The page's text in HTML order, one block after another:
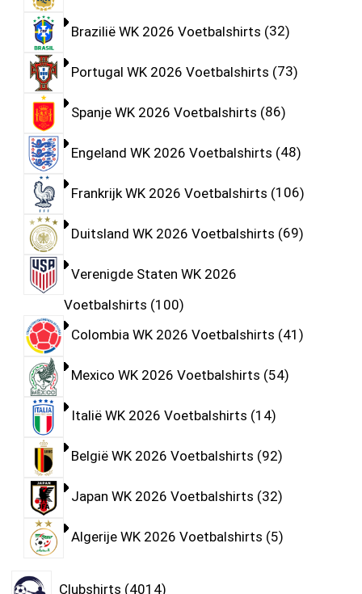
Brazilië WK 2026 Voetbalshirts 32
Portugal WK 2026 Voetbalshirts 73
Spanje WK 2026 Voetbalshirts 86
Engeland WK 2026 Voetbalshirts 48
Frankrijk WK 2026 Voetbalshirts 106
Duitsland WK 2026 Voetbalshirts 69
Verenigde Staten WK 2026
Voetbalshirts 100
Colombia WK 2026 Voetbalshirts 41
Mexico WK 2026 Voetbalshirts 54
Italië WK 2026 Voetbalshirts 14
België WK 2026 Voetbalshirts 92
Japan WK 2026 Voetbalshirts 32
Algerije WK 2026 Voetbalshirts 5
Clubshirts 4014